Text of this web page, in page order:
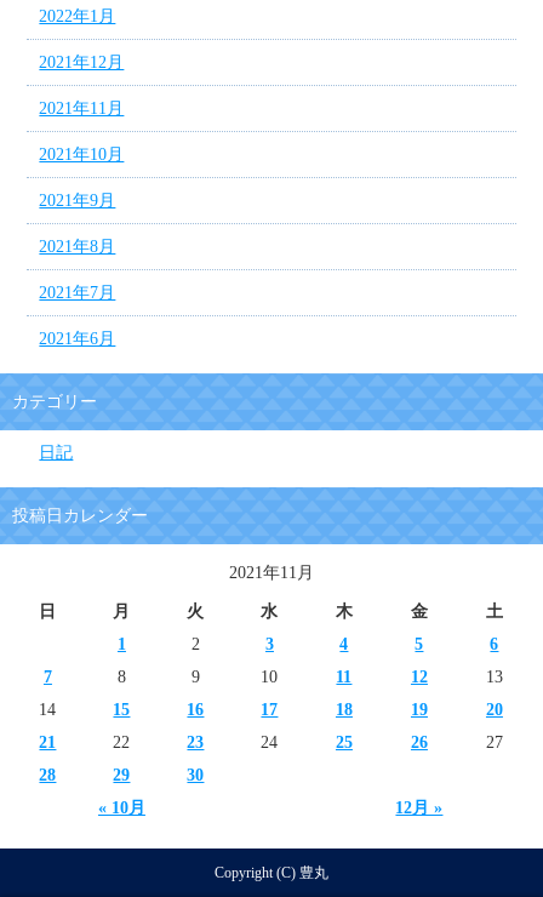
2022年1月
2021年12月
2021年11月
2021年10月
2021年9月
2021年8月
2021年7月
2021年6月
カテゴリー
日記
投稿日カレンダー
2021年11月
日 月 火 水 木 金 土
« 10月 12月 »
1 2 3 4 5
6
7
8 9 10 11 12
13
14
15 16 17 18 19
20
21
22 23 24 25 26
27
28
29 30
Copyright (C) 豊丸